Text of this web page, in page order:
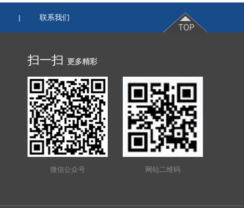
| 联系我们
扫一扫 更多精彩
微信公众号 网站二维码